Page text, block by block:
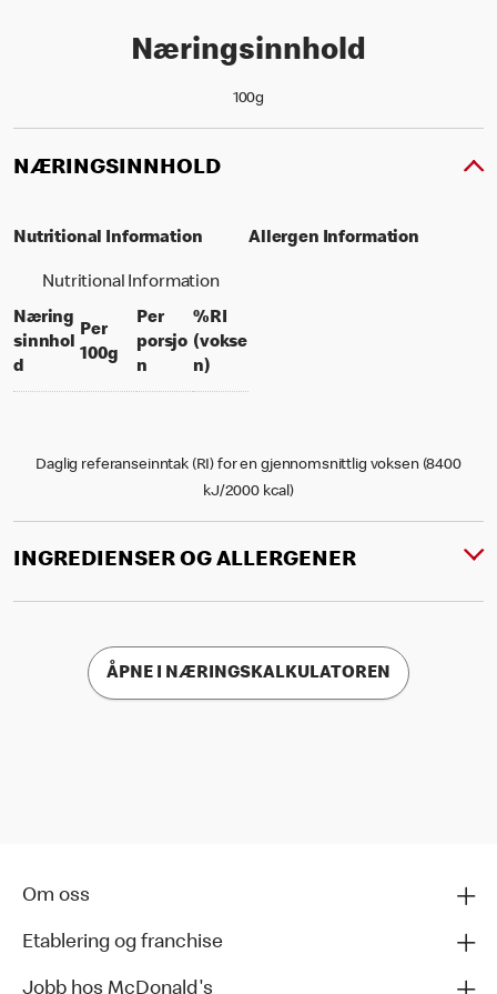
Næringsinnhold
100g
NÆRINGSINNHOLD
Nutritional Information
Nutritional Information
Næring
sinnhol
d
Per
100gper 100 grams
Per
porsjo
nper portion
%RI
(vokse
n)% daily value for an adult
Allergen Information
Daglig referanseinntak (RI) for en gjennomsnittlig voksen (8400
kJ/2000 kcal)
INGREDIENSER OG ALLERGENER
ÅPNE I NÆRINGSKALKULATOREN
Om oss
Etablering og franchise
Jobb hos McDonald's